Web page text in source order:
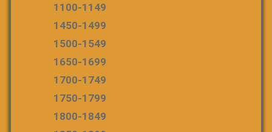
1100-1149
1450-1499
1500-1549
1650-1699
1700-1749
1750-1799
1800-1849